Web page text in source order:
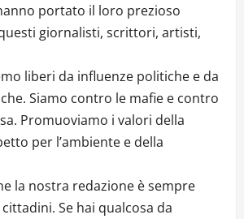
portato il loro prezioso
giornalisti, scrittori, artisti,
liberi da influenze politiche e da
Siamo contro le mafie e contro
Promuoviamo i valori della
per l’ambiente e della
la nostra redazione è sempre
Se hai qualcosa da